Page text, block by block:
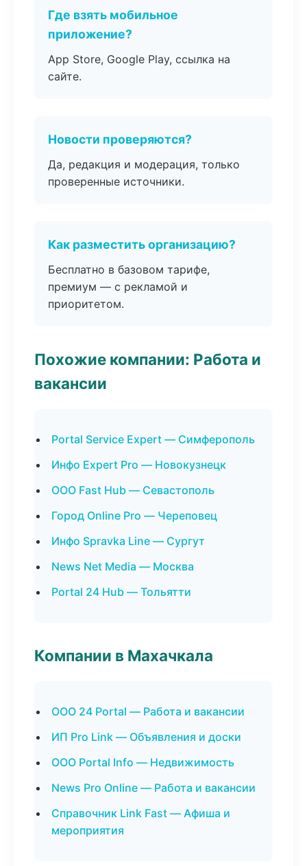
Где взять мобильное
приложение?
App Store, Google Play, ссылка на
сайте.
Новости проверяются?
Да, редакция и модерация, только
проверенные источники.
Как разместить организацию?
Бесплатно в базовом тарифе,
премиум — с рекламой и
приоритетом.
Похожие компании: Работа и
вакансии
Portal Service Expert — Симферополь
Инфо Expert Pro — Новокузнецк
ООО Fast Hub — Севастополь
Город Online Pro — Череповец
Инфо Spravka Line — Сургут
News Net Media — Москва
Portal 24 Hub — Тольятти
Компании в Махачкала
ООО 24 Portal — Работа и вакансии
ИП Pro Link — Объявления и доски
ООО Portal Info — Недвижимость
News Pro Online — Работа и вакансии
Справочник Link Fast — Афиша и
мероприятия